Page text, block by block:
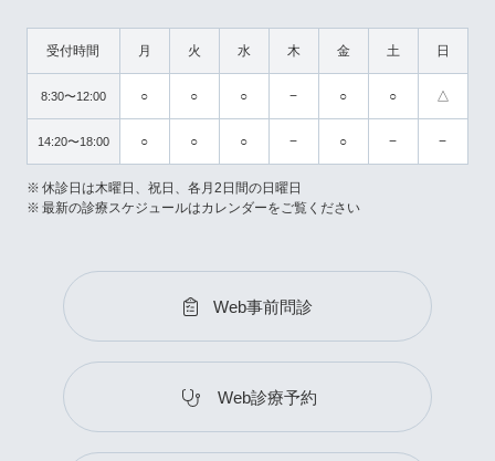
受付時間 月 火 水 木 金 土 日
8:30〜12:00 ○ ○ ○ − ○ ○ △
14:20〜18:00 ○ ○ ○ − ○ − −
休診日は木曜日、祝日、各月2日間の日曜日
最新の診療スケジュールはカレンダーをご覧ください
Web事前問診
Web診療予約